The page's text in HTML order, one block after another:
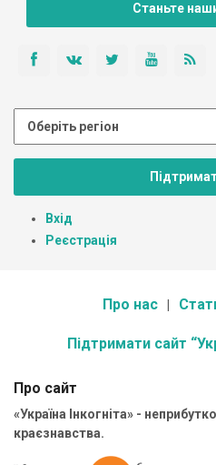
Станьте
Вхід
Реєстрація
Про нас
Підтримати сайт
Про сайт
«Україна Інкогніта» -
краєзнавства.